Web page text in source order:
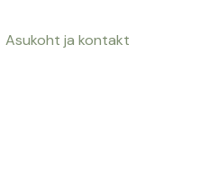
Asukoht ja kontakt